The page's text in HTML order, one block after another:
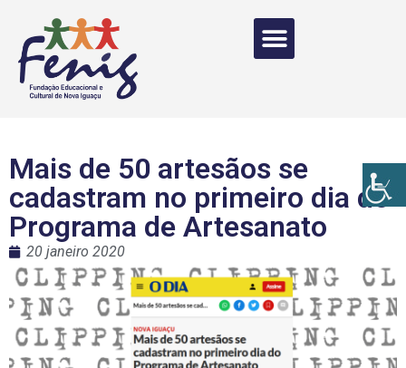
Mais de 50 artesãos se
cadastram no primeiro dia do
Programa de Artesanato
20 janeiro 2020